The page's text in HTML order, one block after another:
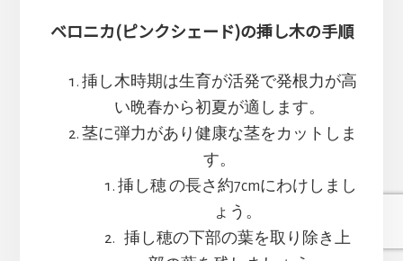
ベロニカ(ピンクシェード)の挿し木の手順
挿し木時期は生育が活発で発根力が高
い晩春から初夏が適します。
茎に弾力があり健康な茎をカットしま
す。
挿し穂 の長さ約7cmにわけしまし
ょう。
挿し穂の下部の葉を取り除き上